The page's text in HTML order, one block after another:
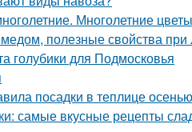
Многолетние
полезные свойства
голубики для Подмосковья
посадки в теплице осенью
самые вкусные рецепты